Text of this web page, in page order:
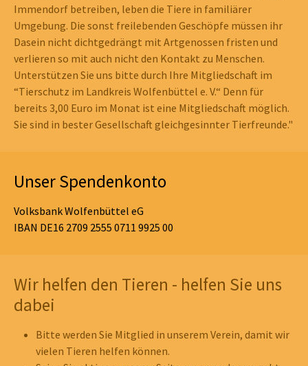
Immendorf betreiben, leben die Tiere in familiärer
Umgebung. Die sonst freilebenden Geschöpfe müssen ihr
Dasein nicht dichtgedrängt mit Artgenossen fristen und
verlieren so mit auch nicht den Kontakt zu Menschen.
Unterstützen Sie uns bitte durch Ihre Mitgliedschaft im
“Tierschutz im Landkreis Wolfenbüttel e. V.“ Denn für
bereits 3,00 Euro im Monat ist eine Mitgliedschaft möglich.
Sie sind in bester Gesellschaft gleichgesinnter Tierfreunde."
Unser Spendenkonto
Volksbank Wolfenbüttel eG
IBAN DE16 2709 2555 0711 9925 00
Wir helfen den Tieren - helfen Sie uns
dabei
Bitte werden Sie Mitglied in unserem Verein, damit wir
vielen Tieren helfen können.